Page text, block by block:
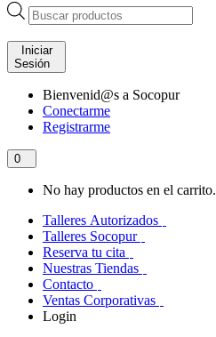
Búsqueda
de
productos
Iniciar
Sesión
Bienvenid@s a Socopur
Conectarme
Registrarme
0
No hay productos en el carrito.
Talleres Autorizados
Talleres Socopur
Reserva tu cita
Nuestras Tiendas
Contacto
Ventas Corporativas
Login